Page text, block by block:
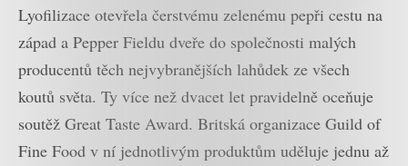
Lyofilizace otevřela čerstvému zelenému pepři cestu na
západ a Pepper Fieldu dveře do společnosti malých
producentů těch nejvybranějších lahůdek ze všech
koutů světa. Ty více než dvacet let pravidelně oceňuje
soutěž Great Taste Award. Britská organizace Guild of
Fine Food v ní jednotlivým produktům uděluje jednu až